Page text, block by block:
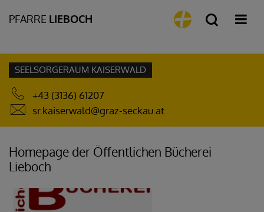
PFARRE LIEBOCH
SEELSORGERAUM KAISERWALD
+43 (3136) 61207
sr.kaiserwald@graz-seckau.at
Homepage der Öffentlichen Bücherei
Lieboch